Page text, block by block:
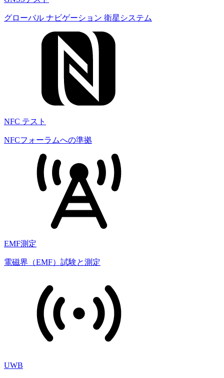
グローバル ナビゲーション 衛星システム
NFC テスト
NFCフォーラムへの準拠
EMF測定
電磁界（EMF）試験と測定
UWB